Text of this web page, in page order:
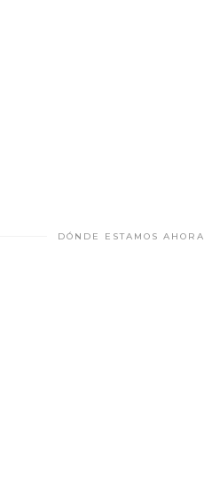
DÓNDE ESTAMOS AHORA